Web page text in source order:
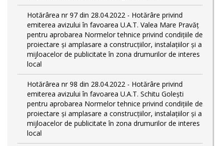
Hotărârea nr 97 din 28.04.2022 - Hotărâre privind
emiterea avizului în favoarea U.A.T. Valea Mare Pravăț
pentru aprobarea Normelor tehnice privind condiţiile de
proiectare şi amplasare a construcţiilor, instalaţiilor şi a
mijloacelor de publicitate în zona drumurilor de interes
local
Hotărârea nr 98 din 28.04.2022 - Hotărâre privind
emiterea avizului în favoarea U.A.T. Schitu Golești
pentru aprobarea Normelor tehnice privind condiţiile de
proiectare şi amplasare a construcţiilor, instalaţiilor şi a
mijloacelor de publicitate în zona drumurilor de interes
local